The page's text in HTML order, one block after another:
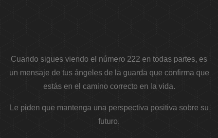
Cuando sigues viendo el número 222 en todas partes, es
un mensaje de tus ángeles de la guarda que confirma que
estás en el camino correcto en la vida.
Le piden que mantenga una perspectiva positiva sobre su
futuro.